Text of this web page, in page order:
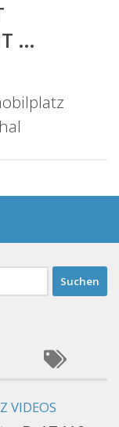
…
VIDEOS